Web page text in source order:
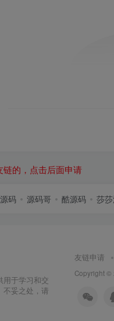
的，点击后面申请
码 源码哥 酷源码 莎
于学习和交
不妥之处，请
友链申请
Copyright ©